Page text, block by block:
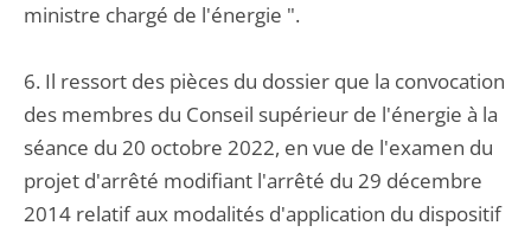
ministre chargé de l'énergie ".
6. Il ressort des pièces du dossier que la convocation
des membres du Conseil supérieur de l'énergie à la
séance du 20 octobre 2022, en vue de l'examen du
projet d'arrêté modifiant l'arrêté du 29 décembre
2014 relatif aux modalités d'application du dispositif